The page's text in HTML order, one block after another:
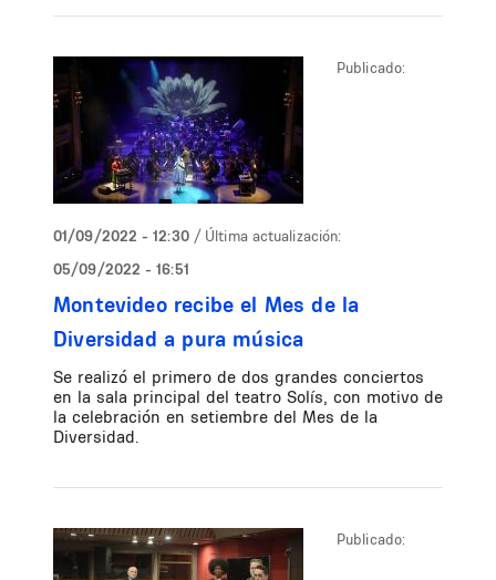
Publicado:
01/09/2022 - 12:30 / Última actualización:
05/09/2022 - 16:51
Montevideo recibe el Mes de la
Diversidad a pura música
Se realizó el primero de dos grandes conciertos
en la sala principal del teatro Solís, con motivo de
la celebración en setiembre del Mes de la
Diversidad.
Publicado: